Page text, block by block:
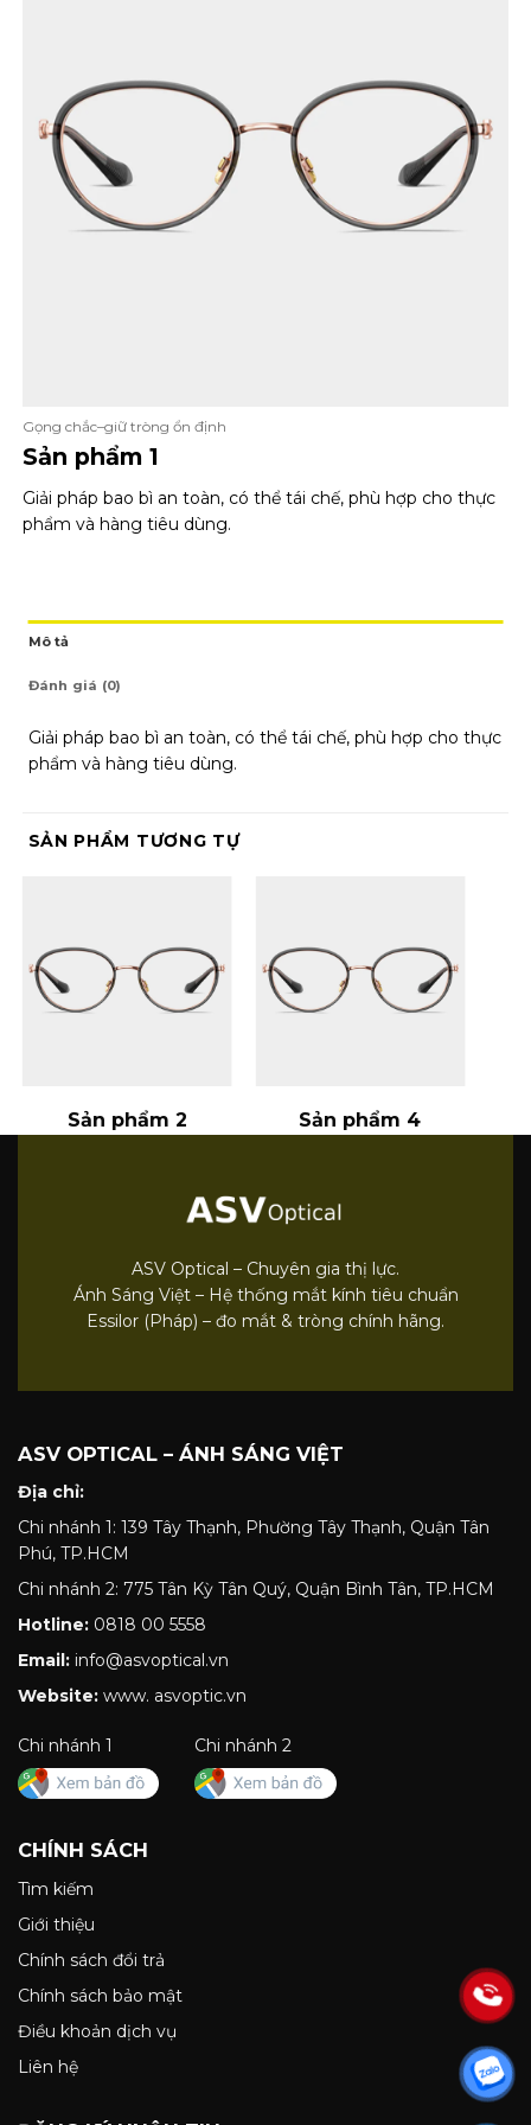
Gọng chắc–giữ tròng ổn định
Sản phẩm 1
Giải pháp bao bì an toàn, có thể tái chế, phù hợp cho thực
phẩm và hàng tiêu dùng.
Mô tả
Đánh giá (0)
Giải pháp bao bì an toàn, có thể tái chế, phù hợp cho thực
phẩm và hàng tiêu dùng.
SẢN PHẨM TƯƠNG TỰ
Sản phẩm 2 Sản phẩm 4
ASV Optical – Chuyên gia thị lực.
Ánh Sáng Việt – Hệ thống mắt kính tiêu chuẩn
Essilor (Pháp) – đo mắt & tròng chính hãng.
ASV OPTICAL – ÁNH SÁNG VIỆT
Địa chỉ:
Chi nhánh 1: 139 Tây Thạnh, Phường Tây Thạnh, Quận Tân
Phú, TP.HCM
Chi nhánh 2: 775 Tân Kỳ Tân Quý, Quận Bình Tân, TP.HCM
Hotline: 0818 00 5558
Email: info@asvoptical.vn
Website: www. asvoptic.vn
Chi nhánh 1 Chi nhánh 2
CHÍNH SÁCH
Tìm kiếm
Giới thiệu
Chính sách đổi trả
Chính sách bảo mật
Điều khoản dịch vụ
Liên hệ